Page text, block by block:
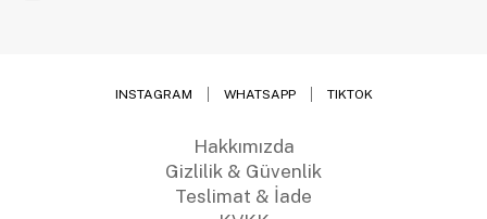
INSTAGRAM WHATSAPP TIKTOK
Hakkımızda
Gizlilik & Güvenlik
Teslimat & İade